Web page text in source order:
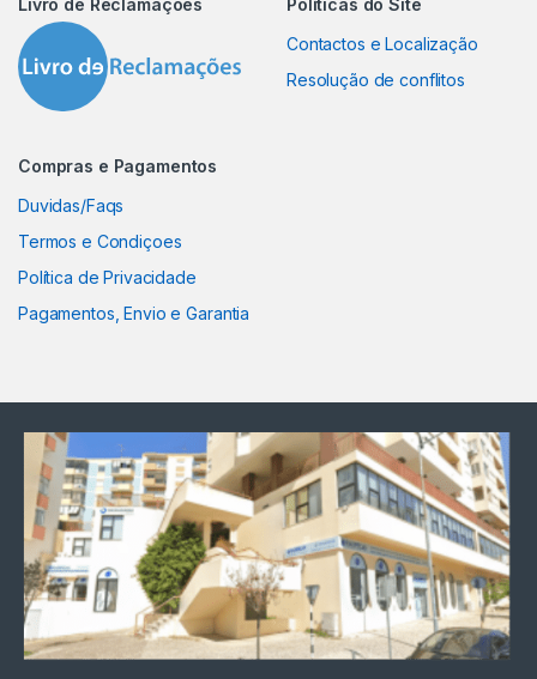
Livro de Reclamações
Políticas do Site
Contactos e Localização
Resolução de conflitos
Compras e Pagamentos
Duvidas/Faqs
Termos e Condiçoes
Política de Privacidade
Pagamentos, Envio e Garantia